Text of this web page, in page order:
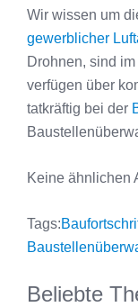
Wir wissen um
gewerblicher
Drohnen, sind
verfügen über
tatkräftig bei der
Keine ähnlichen
Tags:
Beliebte